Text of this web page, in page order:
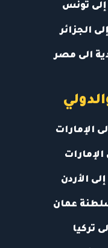
تونس
الجزائر
الى مصر
الإمارات
الأردن
عمان
تركيا